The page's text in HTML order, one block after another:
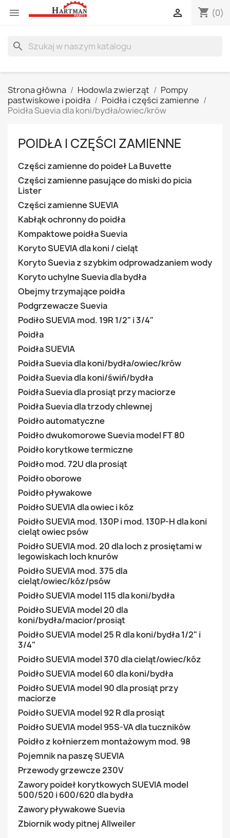
 shopping_cart (0)

search
Strona główna Hodowla zwierząt
Pompy
pastwiskowe i poidła
Poidła i części zamienne
Poidła Suevia dla koni/bydła/owiec/krów
POIDŁA I CZĘŚCI ZAMIENNE
Części zamienne do poideł La Buvette
Części zamienne pasujące do miski do picia
Lister
Części zamienne SUEVIA
Kabłąk ochronny do poidła
Kompaktowe poidła Suevia
Koryto SUEVIA dla koni / cieląt
Koryto Suevia z szybkim odprowadzaniem wody
Koryto uchylne Suevia dla bydła
Obejmy trzymające poidła
Podgrzewacze Suevia
Podiło SUEVIA mod. 19R 1/2" i 3/4"
Poidła
Poidła SUEVIA
Poidła Suevia dla koni/bydła/owiec/krów
Poidła Suevia dla koni/świń/bydła
Poidła Suevia dla prosiąt przy maciorze
Poidła Suevia dla trzody chlewnej
Poidło automatyczne
Poidło dwukomorowe Suevia model FT 80
Poidło korytkowe termiczne
Poidło mod. 72U dla prosiąt
Poidło oborowe
Poidło pływakowe
Poidło SUEVIA dla owiec i kóz
Poidło SUEVIA mod. 130P i mod. 130P-H dla koni
cieląt owiec psów
Poidło SUEVIA mod. 20 dla loch z prosiętami w
legowiskach loch knurów
Poidło SUEVIA mod. 375 dla
cieląt/owiec/kóz/psów
Poidło SUEVIA model 115 dla koni/bydła
Poidło SUEVIA model 20 dla
koni/bydła/macior/prosiąt
Poidło SUEVIA model 25 R dla koni/bydła 1/2" i
3/4"
Poidło SUEVIA model 370 dla cieląt/owiec/kóz
Poidło SUEVIA model 60 dla koni/bydła
Poidło SUEVIA model 90 dla prosiąt przy
maciorze
Poidło SUEVIA model 92 R dla prosiąt
Poidło SUEVIA model 95S-VA dla tuczników
Poidło z kołnierzem montażowym mod. 98
Pojemnik na paszę SUEVIA
Przewody grzewcze 230V
Zawory poideł korytkowych SUEVIA model
500/520 i 600/620 dla bydła
Zawory pływakowe Suevia
Zbiornik wody pitnej Allweiler